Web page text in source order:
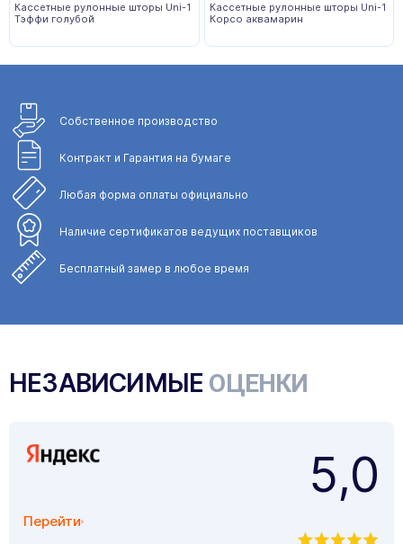
Кассетные рулонные шторы Uni-1
Тэффи голубой
Кассетные рулонные шторы Uni-1
Корсо аквамарин
Собственное производство
Контракт и Гарантия на бумаге
Любая форма оплаты официально
Наличие сертификатов ведущих поставщиков
Бесплатный замер в любое время
НЕЗАВИСИМЫЕ ОЦЕНКИ
Перейти
5,0